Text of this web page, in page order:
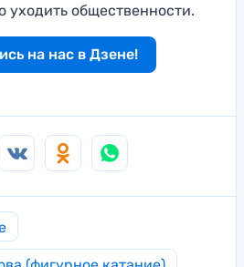
уходить общественности.
на нас в Дзене!